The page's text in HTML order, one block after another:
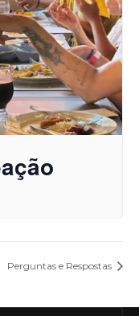
Perguntas e Respostas